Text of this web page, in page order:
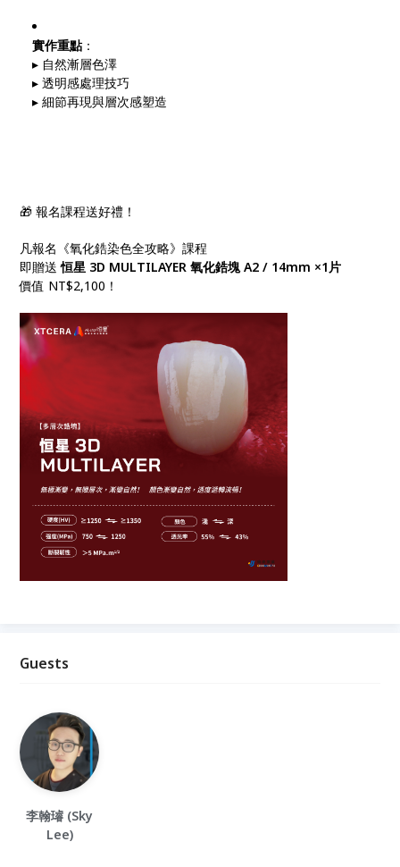
實作重點：
▸ 自然漸層色澤
▸ 透明感處理技巧
▸ 細節再現與層次感塑造
🎁 報名課程送好禮！
凡報名《氧化鋯染色全攻略》課程
即贈送恒星 3D MULTILAYER 氧化鋯塊 A2 / 14mm ×1片
價值 NT$2,100！
Guests
李翰璿 (Sky
Lee)